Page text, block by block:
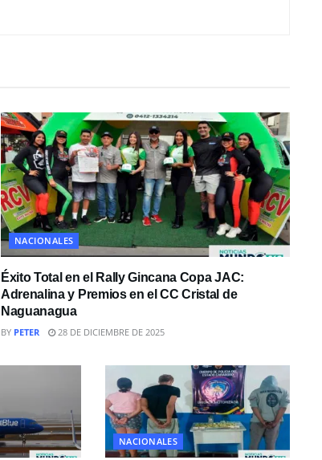
NACIONALES
Éxito Total en el Rally Gincana Copa JAC:
Adrenalina y Premios en el CC Cristal de
Naguanagua
BY PETER 28 DE DICIEMBRE DE 2025
NACIONALES